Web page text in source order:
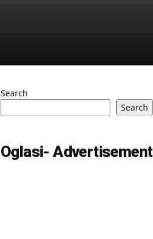
Search
Search
Oglasi- Advertisement